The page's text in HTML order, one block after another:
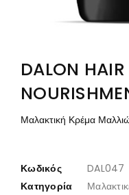
DALON
Μαλακτική Κρέμα
Κωδικός
DAL047
Κατηγορία